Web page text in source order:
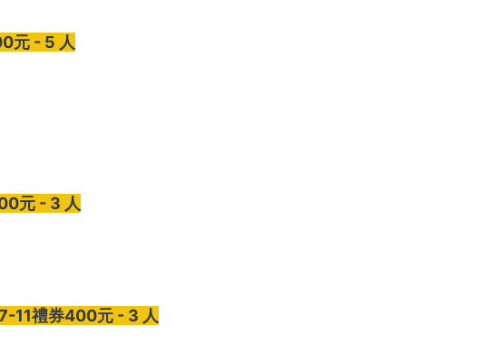
元 - 5 人
元 - 3 人
11禮券400元 - 3 人